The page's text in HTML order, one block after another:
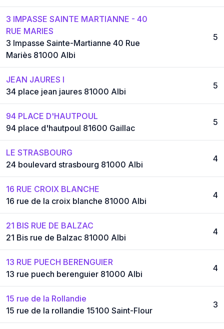
3 IMPASSE SAINTE MARTIANNE - 40
RUE MARIES
3 Impasse Sainte-Martianne 40 Rue
Mariès 81000 Albi
5
JEAN JAURES I
34 place jean jaures 81000 Albi
5
94 PLACE D'HAUTPOUL
94 place d'hautpoul 81600 Gaillac
5
LE STRASBOURG
24 boulevard strasbourg 81000 Albi
4
16 RUE CROIX BLANCHE
16 rue de la croix blanche 81000 Albi
4
21 BIS RUE DE BALZAC
21 Bis rue de Balzac 81000 Albi
4
13 RUE PUECH BERENGUIER
13 rue puech berenguier 81000 Albi
4
15 rue de la Rollandie
15 rue de la rollandie 15100 Saint-Flour
3